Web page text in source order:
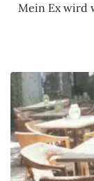
Mein Ex wird